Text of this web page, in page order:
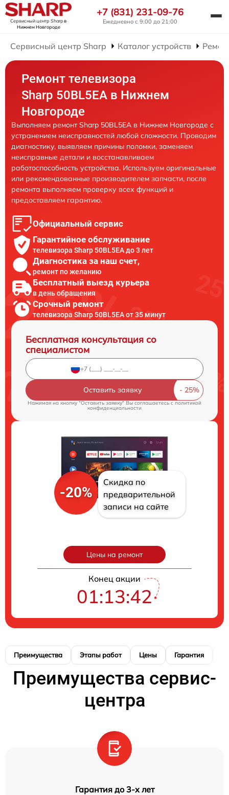
Сервисный центр Sharpв
Нижнем Новгороде
+7 (831) 231-09-76
Ежедневно с 9:00 до 21:00
Сервисный центр Sharp Каталог устройств
Ремонт телевизора
Sharp 50BL5EA в Нижнем
Новгороде
Выполняем ремонт Sharp 50BL5EA в Нижнем Новгороде с
устранением неисправностей любой сложности. Проводим
диагностику, выявляем причины поломки, заменяем
неисправные детали и восстанавливаем
работоспособность устройства. Используем оригинальные
или рекомендованные производителем запчасти, после
ремонта выполняем проверку всех функций и
предоставляем гарантию.
Официальный сервис
Гарантийное обслуживание
телевизора Sharp 50BL5EA до 3 лет
Диагностика за наш счет,
ремонт по желанию
Бесплатный выезд курьера
в день обращения
Срочный ремонт
телевизора Sharp 50BL5EA от 35 минут
Бесплатная консультация со
специалистом
Оставить заявку
Нажимая на кнопку "Оставить заявку" Вы соглашаетесь cполитикой
конфиденциальности
-20%
Скидка по
предварительной
записи на сайте
Цены на ремонт
Конец акции
01:13:41
Преимущества Этапы работ Цены Гарантия
Преимущества сервис-
центра
Гарантия до 3-х лет